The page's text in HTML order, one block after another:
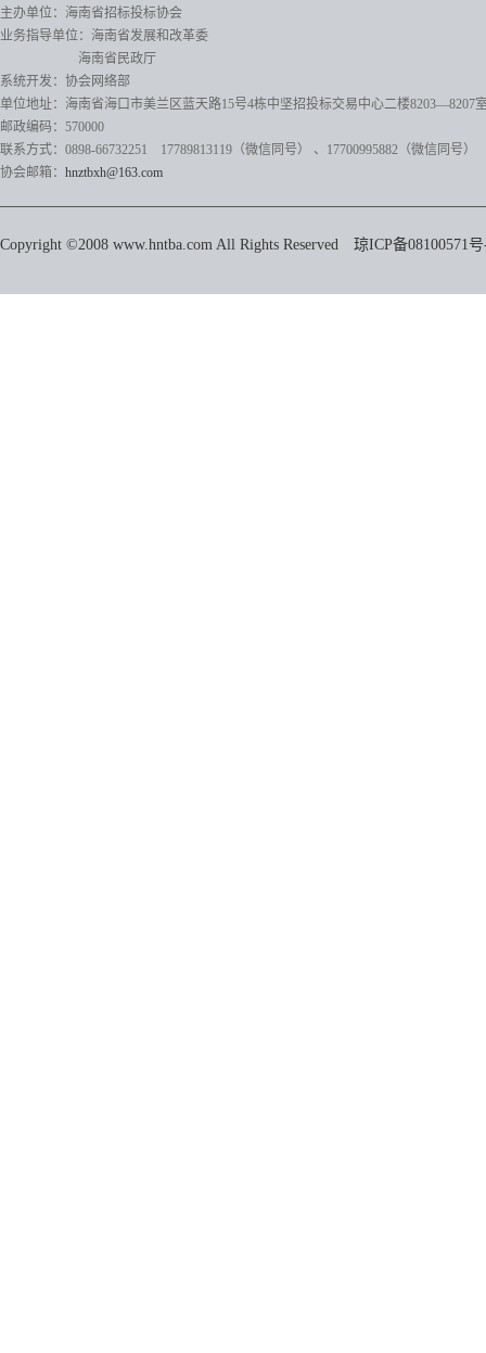
主办单位：海南省招标投标协会
业务指导单位：海南省发展和改革委
海南省民政厅
系统开发：协会网络部
单位地址：海南省海口市美兰区蓝天路15号4栋中坚招投标交易中心二楼8203—8207
邮政编码：570000
联系方式：0898-66732251 17789813119（微信同号）
、17700995882 （微信同号）
协会邮箱： hnztbxh@163.com
Copyright ©2008 www.hntba.com All Rights Reserved 琼ICP备08100571